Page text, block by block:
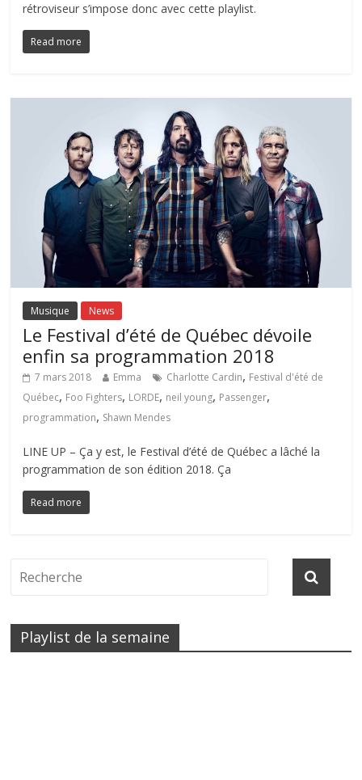
rétroviseur s’impose donc avec cette playlist.
Read more
Musique News
Le Festival d’été de Québec dévoile
enfin sa programmation 2018
7 mars 2018 Emma Charlotte Cardin, Festival d'été de
Québec, Foo Fighters, LORDE, neil young, Passenger,
programmation, Shawn Mendes
LINE UP – Ça y est, le Festival d’été de Québec a lâché la
programmation de son édition 2018. Ça
Read more
Playlist de la semaine